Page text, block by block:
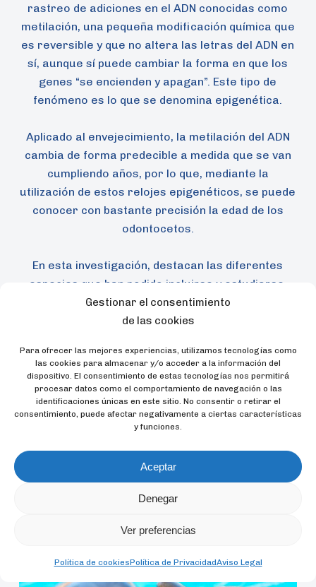
Gestionar el consentimiento
de las cookies
Para ofrecer las mejores experiencias, utilizamos tecnologías como
las cookies para almacenar y/o acceder a la información del
dispositivo. El consentimiento de estas tecnologías nos permitirá
procesar datos como el comportamiento de navegación o las
identificaciones únicas en este sitio. No consentir o retirar el
consentimiento, puede afectar negativamente a ciertas características
y funciones.
Aceptar
Denegar
Ver preferencias
Política de cookiesPolítica de PrivacidadAviso Legal
rastreo de adiciones en el ADN conocidas como
metilación, una pequeña modificación química que
es reversible y que no altera las letras del ADN en
sí, aunque sí puede cambiar la forma en que los
genes “se encienden y apagan”. Este tipo de
fenómeno es lo que se denomina epigenética.
Aplicado al envejecimiento, la metilación del ADN
cambia de forma predecible a medida que se van
cumpliendo años, por lo que, mediante la
utilización de estos relojes epigenéticos, se puede
conocer con bastante precisión la edad de los
odontocetos.
En esta investigación, destacan las diferentes
especies que han podido incluirse y estudiarse,
algo que solo es posible gracias al mantenimiento
de animales bajo cuidado humano porque permite
para validar la correlación entre la tasa de
metilación y la edad. Así, por ejemplo, las orcas y
los delfines de Loro Parque han aportado
información muy valiosa que luego pudo aplicarse
en el estudio de orcas noruegas salvajes, lo que
favorecerá su mejor conocimiento y redundará en
su protección y conservación.
Se puede acceder a la publicación completa aquí: